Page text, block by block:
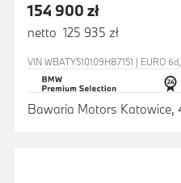
154 900 zł
netto 125 935 zł
VIN WBATY510109H87151 | EURO
Bawaria Motors Katowice,